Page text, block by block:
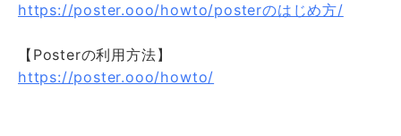
https://poster.ooo/howto/posterのはじめ方/
【Posterの利用方法】
https://poster.ooo/howto/